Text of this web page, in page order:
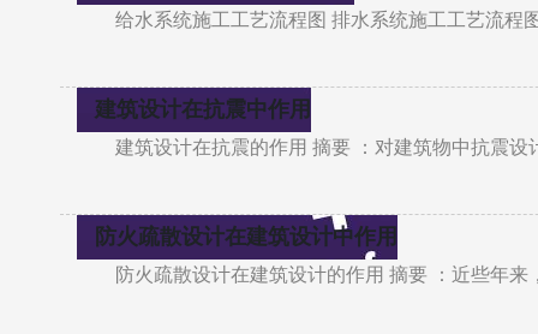
给水系统施工工艺流程图 排水系统施工工艺流程
建筑设计在抗震中作用
建筑设计在抗震的作用 摘要 ：对建筑物中抗震
防火疏散设计在建筑设计中作用
防火疏散设计在建筑设计的作用 摘要 ：近些年